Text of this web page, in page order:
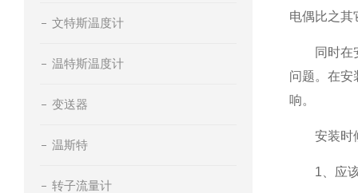
电偶比之其
同时在安
问题。在安
响。
安装时候
1、应该
文特斯温度计
温特斯温度计
变送器
温斯特
转子流量计